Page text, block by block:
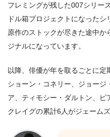
フレミングが残した007シリー
ドル箱プロジェクトになった
原作のストックが尽きた途中か
ジナルになっています。
以降、俳優が年を取るごとに定
ショーン・コネリー、ジョー
ア、ティモシー・ダルトン、ピ
クレイグの累計6人がジェーム